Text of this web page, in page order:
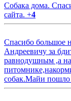
Собака дома.
сайта. +4
Спасибо большое
Андреевичу за
равнодушным ,а
собак.Майи пошло